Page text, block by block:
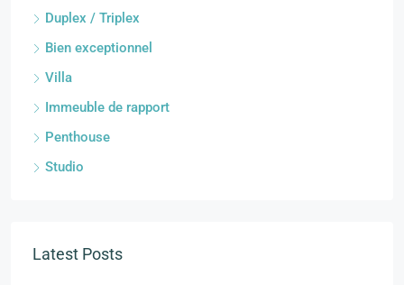
Duplex / Triplex
Bien exceptionnel
Villa
Immeuble de rapport
Penthouse
Studio
Latest Posts